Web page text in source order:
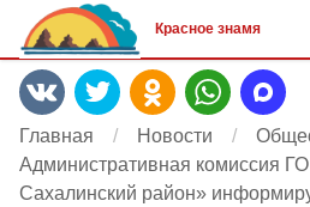
Красное знамя
Главная Новости
Административная комиссия
Сахалинский район»